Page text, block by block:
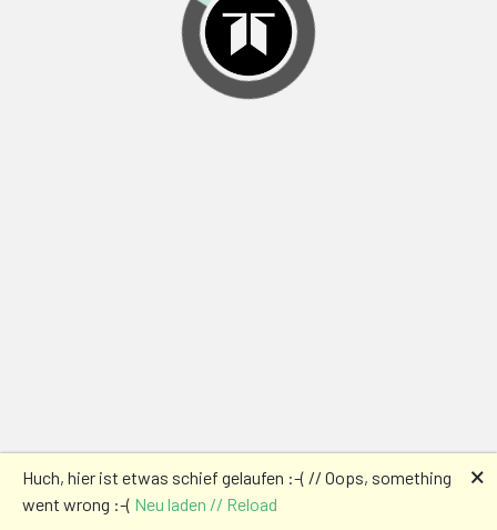
Huch, hier ist etwas schief gelaufen :-( // Oops, something
went wrong :-( Neu laden // Reload
🗙